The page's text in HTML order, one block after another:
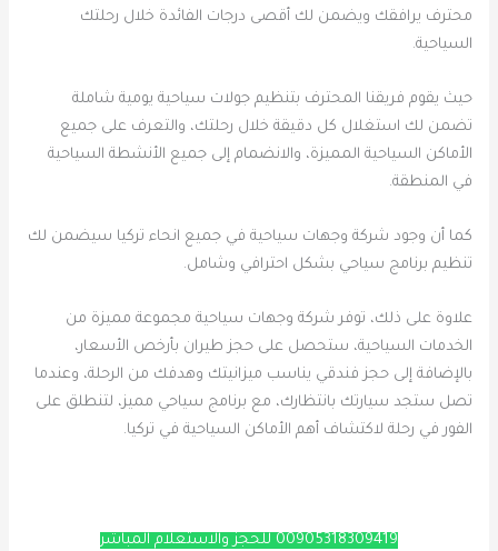
محترف يرافقك ويضمن لك أقصى درجات الفائدة خلال رحلتك
السياحية.
حيث يقوم فريقنا المحترف بتنظيم جولات سياحية يومية شاملة
تضمن لك استغلال كل دقيقة خلال رحلتك، والتعرف على جميع
الأماكن السياحية المميزة، والانضمام إلى جميع الأنشطة السياحية
في المنطقة.
كما أن وجود شركة وجهات سياحية في جميع انحاء تركيا سيضمن لك
تنظيم برنامج سياحي بشكل احترافي وشامل.
علاوة على ذلك، توفر شركة وجهات سياحية مجموعة مميزة من
الخدمات السياحية، ستحصل على حجز طيران بأرخص الأسعار،
بالإضافة إلى حجز فندقي يناسب ميزانيتك وهدفك من الرحلة، وعندما
تصل ستجد سيارتك بانتظارك، مع برنامج سياحي مميز، لتنطلق على
الفور في رحلة لاكتشاف أهم الأماكن السياحية في تركيا.
00905318309419 للحجز والاستعلام المباشر